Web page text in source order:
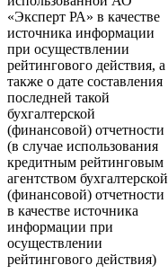
«Эксперт РА» в качестве
источника информации
при осуществлении
рейтингового действия, а
также о дате составления
последней такой
бухгалтерской
(финансовой) отчетности
(в случае использования
кредитным рейтинговым
агентством бухгалтерской
(финансовой) отчетности
в качестве источника
информации при
осуществлении
рейтингового действия)